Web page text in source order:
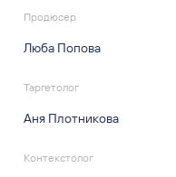
Продюсер
Люба Попова
Таргетолог
Аня Плотникова
Контекстолог